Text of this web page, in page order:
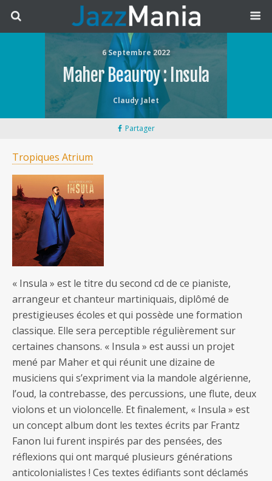
6 Septembre 2022
Maher Beauroy : Insula
Claudy Jalet
Partager
Tropiques Atrium
« Insula » est le titre du second cd de ce pianiste,
arrangeur et chanteur martiniquais, diplômé de
prestigieuses écoles et qui possède une formation
classique. Elle sera perceptible régulièrement sur
certaines chansons. « Insula » est aussi un projet
mené par Maher et qui réunit une dizaine de
musiciens qui s’expriment via la mandole algérienne,
l’oud, la contrebasse, des percussions, une flute, deux
violons et un violoncelle. Et finalement, « Insula » est
un concept album dont les textes écrits par Frantz
Fanon lui furent inspirés par des pensées, des
réflexions qui ont marqué plusieurs générations
anticolonialistes ! Ces textes édifiants sont déclamés